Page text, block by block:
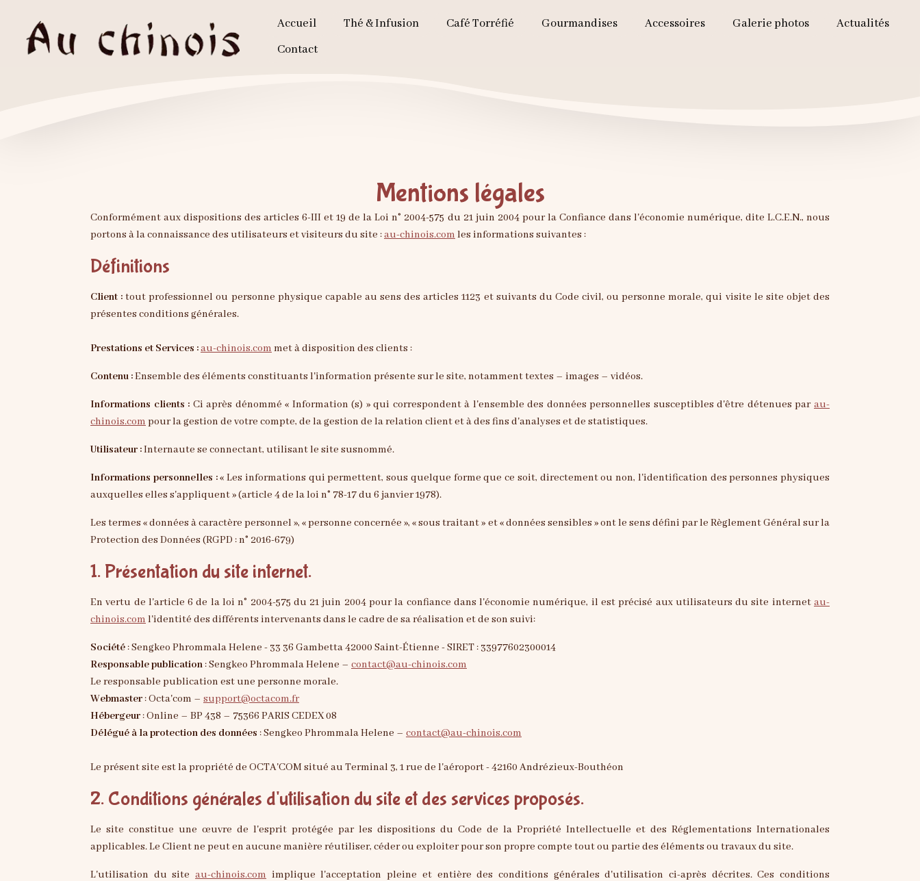
Accueil Thé & Infusion Café Torréfié Gourmandises Accessoires Galerie photos
Actualités
Contact
Mentions légales
Conformément aux dispositions des articles 6-III et 19 de la Loi n° 2004-575 du 21 juin 2004 pour la Confiance dans l'économie numérique, dite L.C.E.N., nous
portons à la connaissance des utilisateurs et visiteurs du site :au-chinois.com les informations suivantes :
Définitions
Client : tout professionnel ou personne physique capable au sens des articles 1123 et suivants du Code civil, ou personne morale, qui visite le site objet des
présentes conditions générales.
Prestations et Services :au-chinois.com met à disposition des clients :
Contenu :Ensemble des éléments constituants l'information présente sur le site, notamment textes – images – vidéos.
Informations clients : Ci après dénommé « Information (s) » qui correspondent à l'ensemble des données personnelles susceptibles d'être détenues parau-
chinois.com pour la gestion de votre compte, de la gestion de la relation client et à des fins d'analyses et de statistiques.
Utilisateur :Internaute se connectant, utilisant le site susnommé.
Informations personnelles :« Les informations qui permettent, sous quelque forme que ce soit, directement ou non, l'identification des personnes physiques
auxquelles elles s'appliquent » (article 4 de la loi n° 78-17 du 6 janvier 1978).
Les termes « données à caractère personnel », « personne concernée », « sous traitant » et « données sensibles » ont le sens défini par le Règlement Général sur la
Protection des Données (RGPD : n° 2016-679)
1. Présentation du site internet.
En vertu de l'article 6 de la loi n° 2004-575 du 21 juin 2004 pour la confiance dans l'économie numérique, il est précisé aux utilisateurs du site internet au-
chinois.com l'identité des différents intervenants dans le cadre de sa réalisation et de son suivi:
Société : Sengkeo Phrommala Helene - 33 36 Gambetta 42000 Saint-Étienne - SIRET : 33977602300014
Responsable publication : Sengkeo Phrommala Helene – contact@au-chinois.com
Le responsable publication est une personne morale.
Webmaster : Octa'com – support@octacom.fr
Hébergeur : Online – BP 438 – 75366 PARIS CEDEX 08
Délégué à la protection des données : Sengkeo Phrommala Helene – contact@au-chinois.com
Le présent site est la propriété de OCTA'COM situé au Terminal 3, 1 rue de l'aéroport - 42160 Andrézieux-Bouthéon
2. Conditions générales d'utilisation du site et des services proposés.
Le site constitue une œuvre de l'esprit protégée par les dispositions du Code de la Propriété Intellectuelle et des Réglementations Internationales
applicables. Le Client ne peut en aucune manière réutiliser, céder ou exploiter pour son propre compte tout ou partie des éléments ou travaux du site.
L'utilisation du siteau-chinois.com implique l'acceptation pleine et entière des conditions générales d'utilisation ci-après décrites. Ces conditions